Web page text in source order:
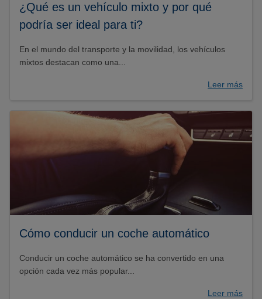
¿Qué es un vehículo mixto y por qué
podría ser ideal para ti?
En el mundo del transporte y la movilidad, los vehículos
mixtos destacan como una...
Leer más
Cómo conducir un coche automático
Conducir un coche automático se ha convertido en una
opción cada vez más popular...
Leer más